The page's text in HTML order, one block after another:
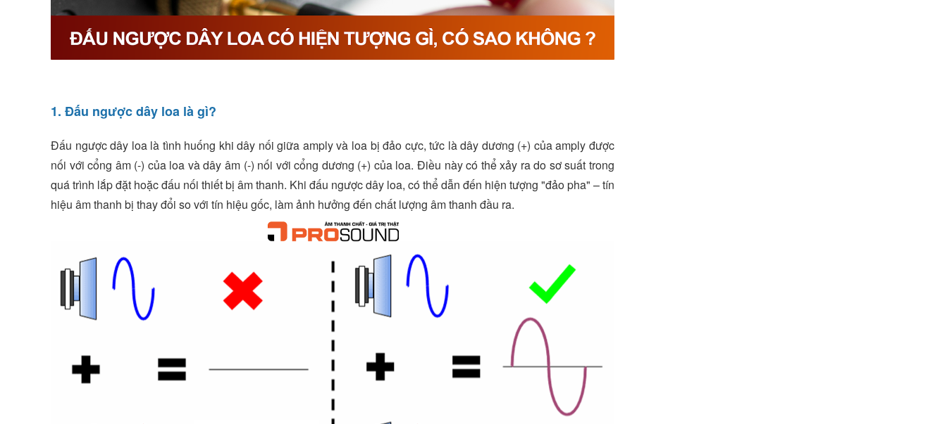
1. Đấu ngược dây loa là gì?
Đấu ngược dây loa là tình huống khi dây nối giữa amply và loa bị đảo cực, tức là dây dương (+) của amply được
nối với cổng âm (-) của loa và dây âm (-) nối với cổng dương (+) của loa. Điều này có thể xảy ra do sơ suất trong
quá trình lắp đặt hoặc đấu nối thiết bị âm thanh. Khi đấu ngược dây loa, có thể dẫn đến hiện tượng "đảo pha" – tín
hiệu âm thanh bị thay đổi so với tín hiệu gốc, làm ảnh hưởng đến chất lượng âm thanh đầu ra.